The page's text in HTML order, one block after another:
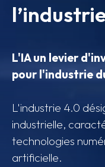
L'IA un levier
pour l'industrie
L'industrie 4.0
industrielle,
technologies
artificielle.